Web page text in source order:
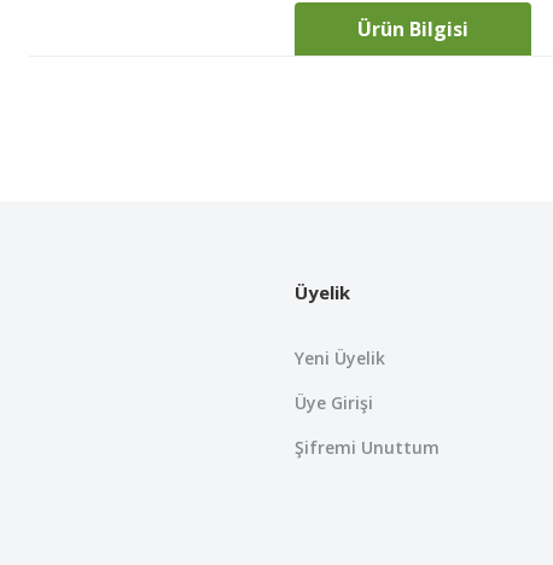
Ürün Bilgisi
Ürün bilgilerinde hatalar bulunuyor.
Bu ürüne benzer farklı alternatifler olmalı.
Üyelik
Yeni Üyelik
Üye Girişi
Şifremi Unuttum